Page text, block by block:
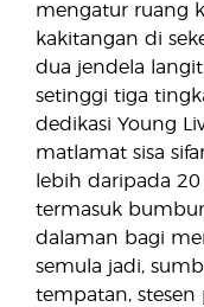
mengatur ruang
kakitangan di
dua jendela
setinggi tiga
dedikasi Young
matlamat sisa
lebih daripada
termasuk
dalaman bagi
semula jadi,
tempatan, stesen